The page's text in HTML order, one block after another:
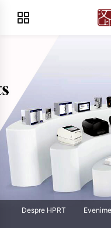
Despre HPRT